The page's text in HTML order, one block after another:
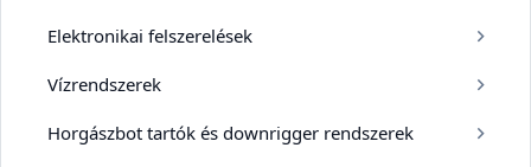
Elektronikai felszerelések
Vízrendszerek
Horgászbot tartók és downrigger rendszerek